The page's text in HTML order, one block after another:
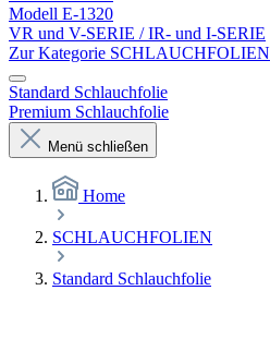
Modell E-1320
VR und V-SERIE / IR- und I-SERIE
Zur Kategorie SCHLAUCHFOLIEN
Standard Schlauchfolie
Premium Schlauchfolie
Menü schließen
Home
SCHLAUCHFOLIEN
Standard Schlauchfolie